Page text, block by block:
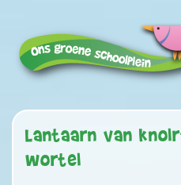
Lantaarn van
wortel